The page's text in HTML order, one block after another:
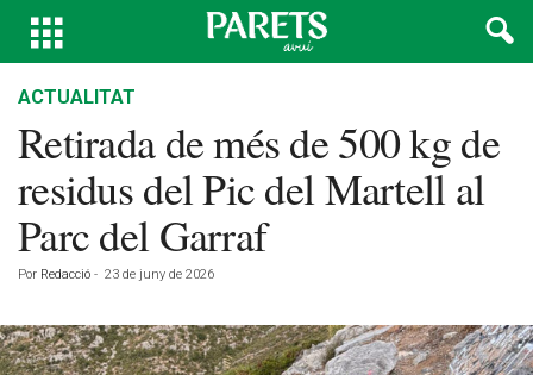
ACTUALITAT
Retirada de més de 500 kg de
residus del Pic del Martell al
Parc del Garraf
Por Redacció - 23 de juny de 2026